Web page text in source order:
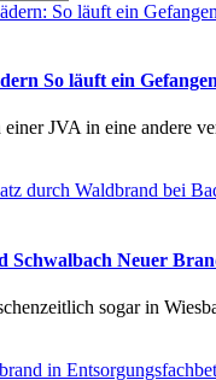
So läuft ein
JVA in eine andere
Schwalbach Neuer
sogar in